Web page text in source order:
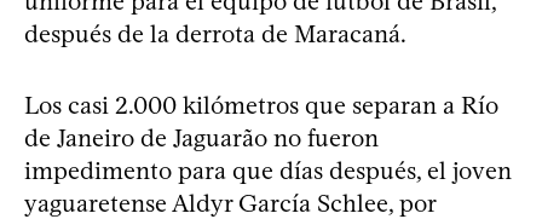
después de la derrota de Maracaná.
Los casi 2.000 kilómetros que separan a Río
de Janeiro de Jaguarão no fueron
impedimento para que días después, el joven
yaguaretense Aldyr García Schlee, por